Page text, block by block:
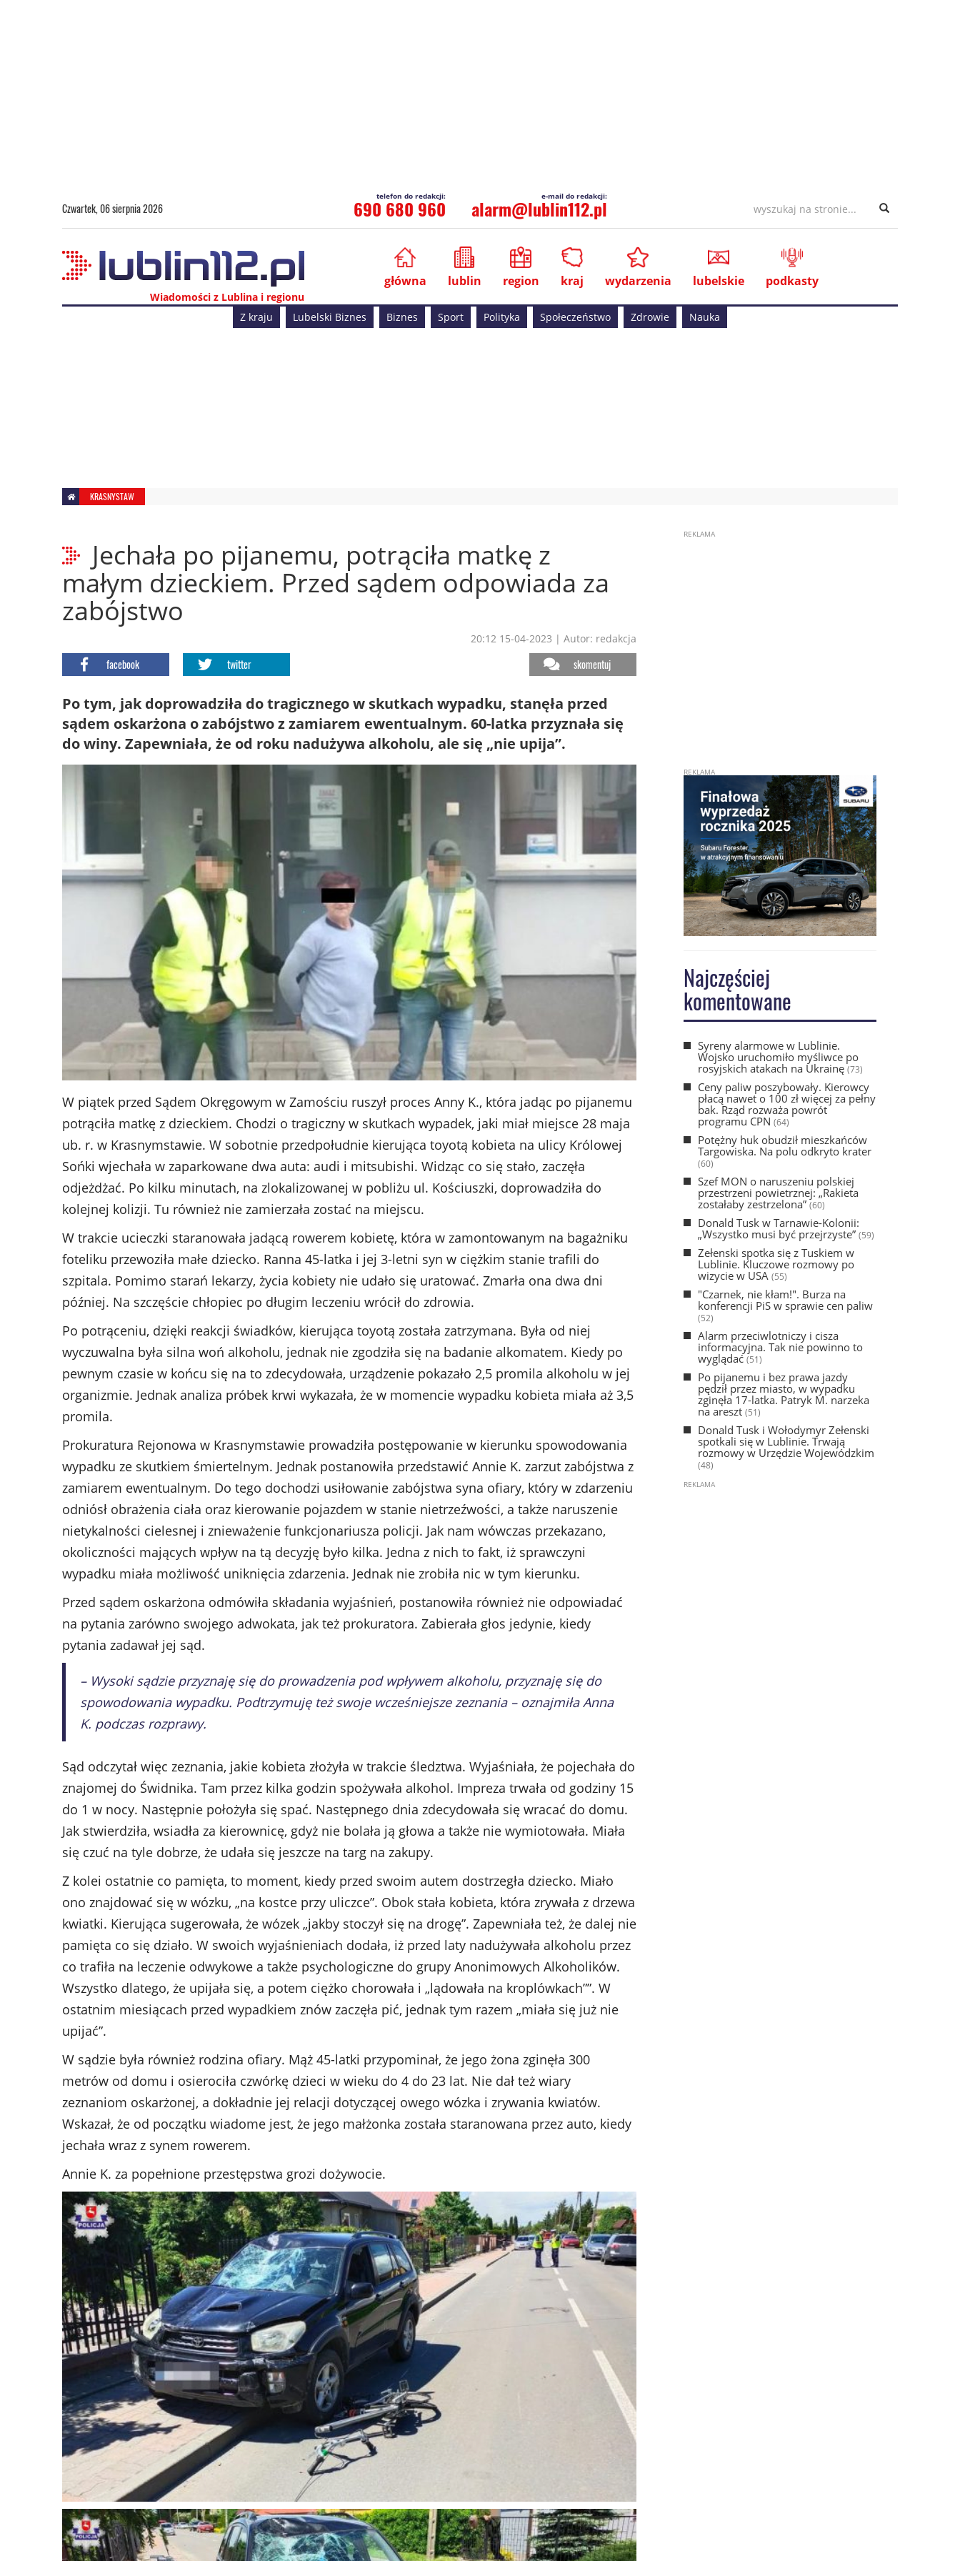
Czwartek, 06 sierpnia 2026 690 680 960 alarm@lublin112.pl
Wiadomości z Lublina i regionu
główna lublin region kraj wydarzenia lubelskie podkasty
Z kraju Lubelski Biznes Biznes Sport Polityka Społeczeństwo Zdrowie Nauka
KRASNYSTAW
Jechała po pijanemu, potrąciła matkę z
małym dzieckiem. Przed sądem odpowiada za
zabójstwo
20:12 15-04-2023 | Autor: redakcja
facebook twitter skomentuj
Po tym, jak doprowadziła do tragicznego w skutkach wypadku, stanęła przed
sądem oskarżona o zabójstwo z zamiarem ewentualnym. 60-latka przyznała się
do winy. Zapewniała, że od roku nadużywa alkoholu, ale się „nie upija”.
W piątek przed Sądem Okręgowym w Zamościu ruszył proces Anny K., która jadąc po pijanemu
potrąciła matkę z dzieckiem. Chodzi o tragiczny w skutkach wypadek, jaki miał miejsce 28 maja
ub. r. w Krasnymstawie. W sobotnie przedpołudnie kierująca toyotą kobieta na ulicy Królowej
Sońki wjechała w zaparkowane dwa auta: audi i mitsubishi. Widząc co się stało, zaczęła
odjeżdżać. Po kilku minutach, na zlokalizowanej w pobliżu ul. Kościuszki, doprowadziła do
kolejnej kolizji. Tu również nie zamierzała zostać na miejscu.
W trakcie ucieczki staranowała jadącą rowerem kobietę, która w zamontowanym na bagażniku
foteliku przewoziła małe dziecko. Ranna 45-latka i jej 3-letni syn w ciężkim stanie trafili do
szpitala. Pomimo starań lekarzy, życia kobiety nie udało się uratować. Zmarła ona dwa dni
później. Na szczęście chłopiec po długim leczeniu wrócił do zdrowia.
Po potrąceniu, dzięki reakcji świadków, kierująca toyotą została zatrzymana. Była od niej
wyczuwalna była silna woń alkoholu, jednak nie zgodziła się na badanie alkomatem. Kiedy po
pewnym czasie w końcu się na to zdecydowała, urządzenie pokazało 2,5 promila alkoholu w jej
organizmie. Jednak analiza próbek krwi wykazała, że w momencie wypadku kobieta miała aż 3,5
promila.
Prokuratura Rejonowa w Krasnymstawie prowadziła postępowanie w kierunku spowodowania
wypadku ze skutkiem śmiertelnym. Jednak postanowiła przedstawić Annie K. zarzut zabójstwa z
zamiarem ewentualnym. Do tego dochodzi usiłowanie zabójstwa syna ofiary, który w zdarzeniu
odniósł obrażenia ciała oraz kierowanie pojazdem w stanie nietrzeźwości, a także naruszenie
nietykalności cielesnej i znieważenie funkcjonariusza policji. Jak nam wówczas przekazano,
okoliczności mających wpływ na tą decyzję było kilka. Jedna z nich to fakt, iż sprawczyni
wypadku miała możliwość uniknięcia zdarzenia. Jednak nie zrobiła nic w tym kierunku.
Przed sądem oskarżona odmówiła składania wyjaśnień, postanowiła również nie odpowiadać
na pytania zarówno swojego adwokata, jak też prokuratora. Zabierała głos jedynie, kiedy
pytania zadawał jej sąd.
– Wysoki sądzie przyznaję się do prowadzenia pod wpływem alkoholu, przyznaję się do
spowodowania wypadku. Podtrzymuję też swoje wcześniejsze zeznania – oznajmiła Anna
K. podczas rozprawy.
Sąd odczytał więc zeznania, jakie kobieta złożyła w trakcie śledztwa. Wyjaśniała, że pojechała do
znajomej do Świdnika. Tam przez kilka godzin spożywała alkohol. Impreza trwała od godziny 15
do 1 w nocy. Następnie położyła się spać. Następnego dnia zdecydowała się wracać do domu.
Jak stwierdziła, wsiadła za kierownicę, gdyż nie bolała ją głowa a także nie wymiotowała. Miała
się czuć na tyle dobrze, że udała się jeszcze na targ na zakupy.
Z kolei ostatnie co pamięta, to moment, kiedy przed swoim autem dostrzegła dziecko. Miało
ono znajdować się w wózku, „na kostce przy uliczce”. Obok stała kobieta, która zrywała z drzewa
kwiatki. Kierująca sugerowała, że wózek „jakby stoczył się na drogę”. Zapewniała też, że dalej nie
pamięta co się działo. W swoich wyjaśnieniach dodała, iż przed laty nadużywała alkoholu przez
co trafiła na leczenie odwykowe a także psychologiczne do grupy Anonimowych Alkoholików.
Wszystko dlatego, że upijała się, a potem ciężko chorowała i „lądowała na kroplówkach””. W
ostatnim miesiącach przed wypadkiem znów zaczęła pić, jednak tym razem „miała się już nie
upijać”.
W sądzie była również rodzina ofiary. Mąż 45-latki przypominał, że jego żona zginęła 300
metrów od domu i osierociła czwórkę dzieci w wieku do 4 do 23 lat. Nie dał też wiary
zeznaniom oskarżonej, a dokładnie jej relacji dotyczącej owego wózka i zrywania kwiatów.
Wskazał, że od początku wiadome jest, że jego małżonka została staranowana przez auto, kiedy
jechała wraz z synem rowerem.
Annie K. za popełnione przestępstwa grozi dożywocie.
Najczęściej
komentowane
Syreny alarmowe w Lublinie.
Wojsko uruchomiło myśliwce po
rosyjskich atakach na Ukrainę(73)
Ceny paliw poszybowały. Kierowcy
płacą nawet o 100 zł więcej za pełny
bak. Rząd rozważa powrót
programu CPN (64)
Potężny huk obudził mieszkańców
Targowiska. Na polu odkryto krater
(60)
Szef MON o naruszeniu polskiej
przestrzeni powietrznej: „Rakieta
zostałaby zestrzelona” (60)
Donald Tusk w Tarnawie-Kolonii:
„Wszystko musi być przejrzyste” (59)
Zełenski spotka się z Tuskiem w
Lublinie. Kluczowe rozmowy po
wizycie w USA (55)
"Czarnek, nie kłam!". Burza na
konferencji PiS w sprawie cen paliw
(52)
Alarm przeciwlotniczy i cisza
informacyjna. Tak nie powinno to
wyglądać(51)
Po pijanemu i bez prawa jazdy
pędził przez miasto, w wypadku
zginęła 17-latka. Patryk M. narzeka
na areszt (51)
Donald Tusk i Wołodymyr Zełenski
spotkali się w Lublinie. Trwają
rozmowy w Urzędzie Wojewódzkim
(48)